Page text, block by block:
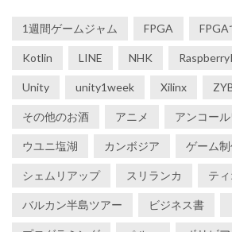
1週間ゲームジャム FPGA FPGA
Kotlin LINE NHK
Unity unity1week Xilinx
その他のお酒 アニメ アンコール
ウユニ塩湖 カンボジア ゲーム
シェムリアップ スリランカ テ
バルカン半島ツアー ビジネス書